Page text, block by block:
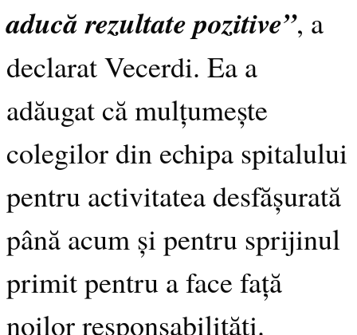
aducă rezultate pozitive”, a
declarat Vecerdi. Ea a
adăugat că mulțumește
colegilor din echipa spitalului
pentru activitatea desfășurată
până acum și pentru sprijinul
primit pentru a face față
noilor responsabilități.